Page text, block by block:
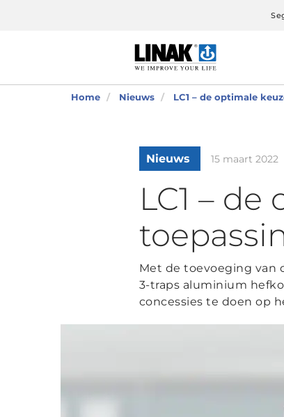
Home Nieuws LC1 – de optimale
Nieuws 15 maart 2022
LC1 –
Met de toevoeging van
3-traps aluminium
concessies te doen op